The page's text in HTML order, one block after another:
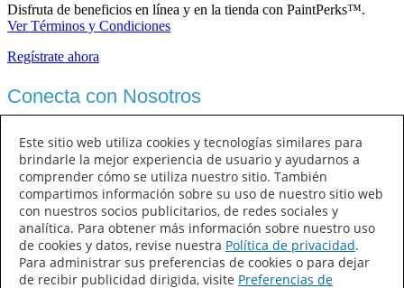
Disfruta de beneficios en línea y en la tienda con PaintPerks™.
Ver Términos y Condiciones
Regístrate ahora
Conecta con Nosotros
Sherwin-Williams
Este sitio web utiliza cookies y tecnologías similares para
brindarle la mejor experiencia de usuario y ayudarnos a
comprender cómo se utiliza nuestro sitio. También
compartimos información sobre su uso de nuestro sitio web
con nuestros socios publicitarios, de redes sociales y
analítica. Para obtener más información sobre nuestro uso
de cookies y datos, revise nuestra Política de privacidad.
Para administrar sus preferencias de cookies o para dejar
de recibir publicidad dirigida, visite Preferencias de